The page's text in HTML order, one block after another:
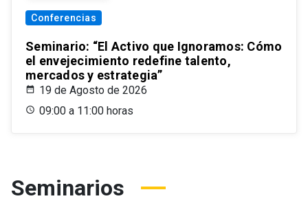
Conferencias
Seminario: “El Activo que Ignoramos: Cómo
el envejecimiento redefine talento,
mercados y estrategia”
19 de Agosto de 2026
09:00 a 11:00 horas
Seminarios